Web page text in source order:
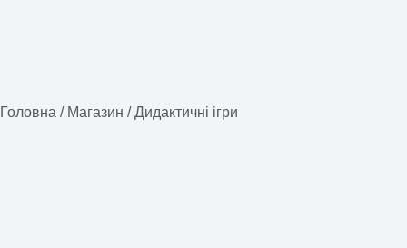
Головна / Магазин / Дидактичні ігри